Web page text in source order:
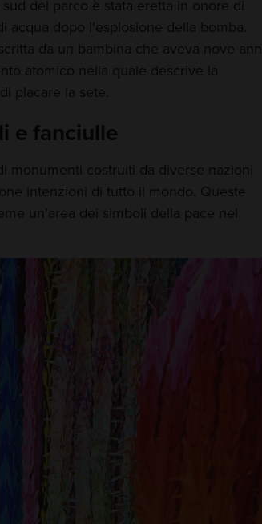
del parco è stata eretta in onore di
acqua dopo l'esplosione della bomba.
da un bambina che aveva nove anni
atomico nella quale descrive la
placare la sete.
e fanciulle
monumenti costruiti da diverse nazioni
intenzioni di tutto il mondo. Queste
un'area dei simboli della pace nel